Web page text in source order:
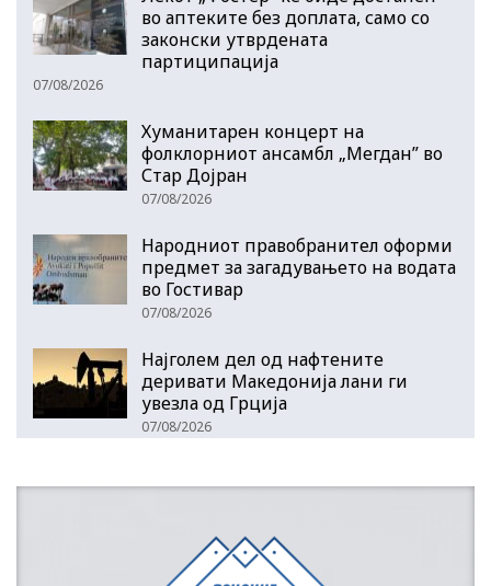
во аптеките без доплата, само со
законски утврдената
партиципација
07/08/2026
Хуманитарен концерт на
фолклорниот ансамбл „Мегдан” во
Стар Дојран
07/08/2026
Народниот правобранител оформи
предмет за загадувањето на водата
во Гостивар
07/08/2026
Најголем дел од нафтените
деривати Македонија лани ги
увезла од Грција
07/08/2026